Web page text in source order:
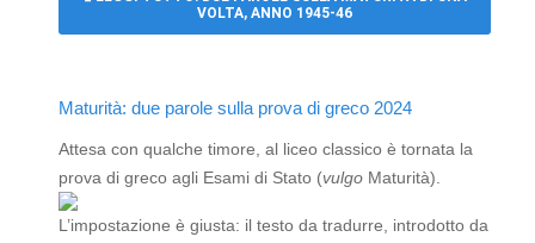
VOLTA, ANNO 1945-46
Maturità: due parole sulla prova di greco 2024
Attesa con qualche timore, al liceo classico è tornata la
prova di greco agli Esami di Stato (vulgo Maturità).
L’impostazione è giusta: il testo da tradurre, introdotto da